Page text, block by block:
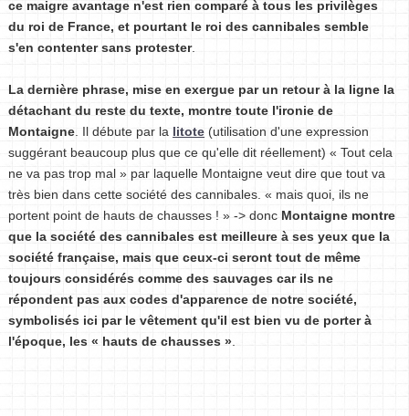
ce maigre avantage n'est rien comparé à tous les privilèges
du roi de France, et pourtant le roi des cannibales semble
s'en contenter sans protester.
La dernière phrase, mise en exergue par un retour à la ligne la
détachant du reste du texte, montre toute l'ironie de
Montaigne . Il débute par la litote (utilisation d'une expression
suggérant beaucoup plus que ce qu'elle dit réellement) « Tout cela
ne va pas trop mal » par laquelle Montaigne veut dire que tout va
très bien dans cette société des cannibales. « mais quoi, ils ne
portent point de hauts de chausses ! » -> donc Montaigne montre
que la société des cannibales est meilleure à ses yeux que la
société française, mais que ceux-ci seront tout de même
toujours considérés comme des sauvages car ils ne
répondent pas aux codes d'apparence de notre société,
symbolisés ici par le vêtement qu'il est bien vu de porter à
l'époque, les « hauts de chausses »